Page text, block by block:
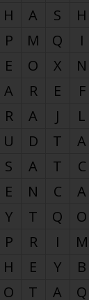
H A S H
P M Q I
E O X N
A R E F
R A J L
U D T A
S A T C
E N C A
Y T Q O
P R I M
H E Y B
O T A Q